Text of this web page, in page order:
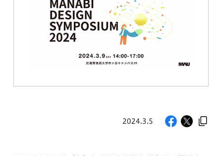
2024.3.5